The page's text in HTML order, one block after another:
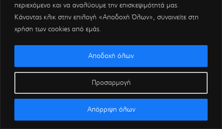
περιεχόμενο και να αναλύουμε την επισκεψιμότητά μας.
Κάνοντας κλικ στην επιλογή «Αποδοχή Όλων», συναινείτε στη
χρήση των cookies από εμάς.
Προσαρμογή
Απόρριψη όλων
Αποδοχή όλων